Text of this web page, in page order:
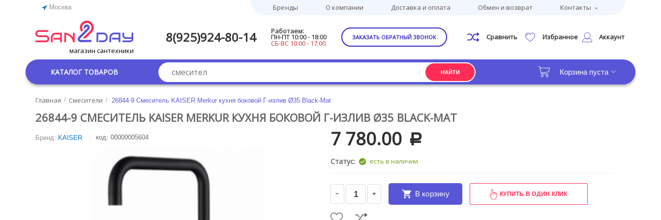
Бренды О компании Доставка и оплата Обмен и возврат Контакты
Москва
магазин сантехники
8(925)924-80-14 Работаем:
ПН-ПТ 10:00 - 18:00
СБ-ВС 10:00 - 17:00
ЗАКАЗАТЬ ОБРАТНЫЙ ЗВОНОК Сравнить Избранное Аккаунт
КАТАЛОГ ТОВАРОВ НАЙТИ Корзина пуста
Главная / Смесители / 26844-9 Смеситель KAISER Merkur кухня боковой Г-излив Ø35 Black-Mat
26844-9 СМЕСИТЕЛЬ KAISER MERKUR КУХНЯ БОКОВОЙ Г-ИЗЛИВ Ø35 BLACK-MAT
Бренд: KAISER код: 00000005604 7 780.00 Р
Статус: есть в наличии
+
− В корзину КУПИТЬ В ОДИН КЛИК